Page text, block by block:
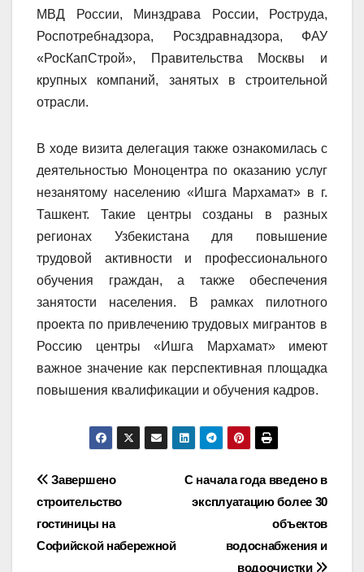
МВД России, Минздрава России, Роструда,
Роспотребнадзора, Росздравнадзора, ФАУ
«РосКапСтрой», Правительства Москвы и
крупных компаний, занятых в строительной
отрасли.
В ходе визита делегация также ознакомилась с
деятельностью Моноцентра по оказанию услуг
незанятому населению «Ишга Мархамат» в г.
Ташкент. Такие центры созданы в разных
регионах Узбекистана для повышение
трудовой активности и профессионального
обучения граждан, а также обеспечения
занятости населения. В рамках пилотного
проекта по привлечению трудовых мигрантов в
Россию центры «Ишга Мархамат» имеют
важное значение как перспективная площадка
повышения квалификации и обучения кадров.
Навигация
по
записям
С начала года введено в
эксплуатацию более 30
объектов
водоснабжения и
водоочистки
Завершено
строительство
гостиницы на
Софийской набережной